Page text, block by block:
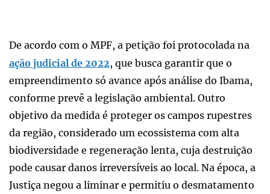
De acordo com o MPF, a petição foi protocolada na
ação judicial de 2022, que busca garantir que o
empreendimento só avance após análise do Ibama,
conforme prevê a legislação ambiental. Outro
objetivo da medida é proteger os campos rupestres
da região, considerado um ecossistema com alta
biodiversidade e regeneração lenta, cuja destruição
pode causar danos irreversíveis ao local. Na época, a
Justiça negou a liminar e permitiu o desmatamento